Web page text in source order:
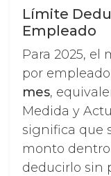
Límite
Empleado
Para 2025,
por
mes,
Medida y
significa que
monto
deducirlo sin